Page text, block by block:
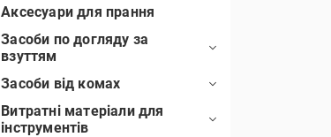
Аксесуари для прання
Засоби по догляду за
взуттям
Засоби від комах
Витратні матеріали для
інструментів